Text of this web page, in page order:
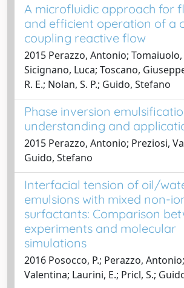
A microfluidic approach for
and efficient operation of a
coupling reactive flow
2015 Perazzo, Antonio;
Sicignano, Luca; Toscano,
R. E.; Nolan, S. P.; Guido, Stefano
Phase inversion
understanding and
2015 Perazzo, Antonio; Preziosi,
Guido, Stefano
Interfacial tension of oil/
emulsions with mixed non-
surfactants: Comparison
experiments and molecular
simulations
2016 Posocco, P.; Perazzo,
Valentina; Laurini, E.; Pricl, S.;